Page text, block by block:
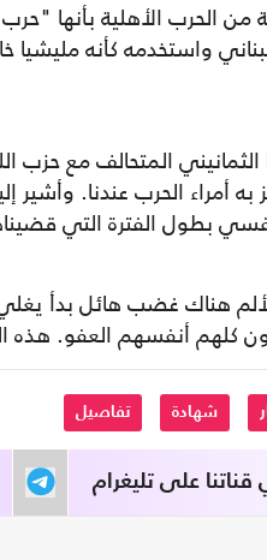
من الحرب الأهلية بأنها
واستخدمه كأنه مليشيا
المتحالف مع حزب
به أمراء الحرب عندنا.
بطول الفترة التي
هناك غضب هائل بدأ
كلهم أنفسهم العفو. هذه
شهادة تفاصيل
على تليغرام